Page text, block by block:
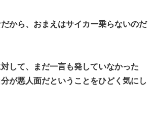
だから、おまえはサイカー乗らないのだ
して、まだ一言も発していなかった
が悪人面だということをひどく気にし